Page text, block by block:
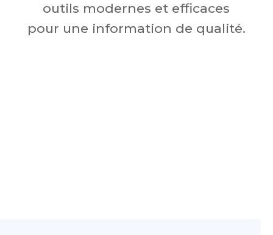
outils modernes et efficaces
pour une information de qualité.